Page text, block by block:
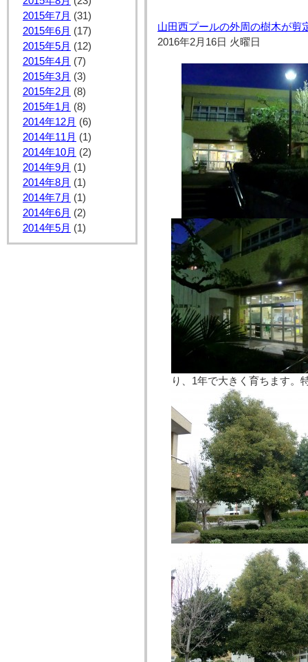
2015年7月 (31)
2015年6月 (17)
2015年5月 (12)
2015年4月 (7)
2015年3月 (3)
2015年2月 (8)
2015年1月 (8)
2014年12月 (6)
2014年11月 (1)
2014年10月 (2)
2014年9月 (1)
2014年8月 (1)
2014年7月 (1)
2014年6月 (2)
2014年5月 (1)
山田西プールの外周の樹木が剪
2016年2月16日 火曜日
り、1年で大きく育ちます。